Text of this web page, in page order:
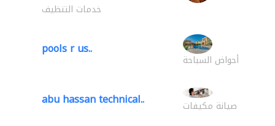
خدمات التنظيف
pools r us..
أحواض السباحة
abu hassan technical.. صيانة مكيفات